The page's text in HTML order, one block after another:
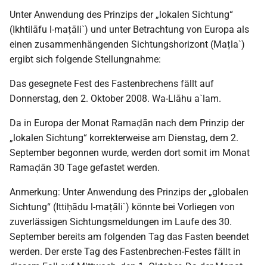
Unter Anwendung des Prinzips der „lokalen Sichtung“
(Ikhtilāfu l-maṭāli`) und unter Betrachtung von Europa als
einen zusammenhängenden Sichtungshorizont (Maṭla`)
ergibt sich folgende Stellungnahme:
Das gesegnete Fest des Fastenbrechens fällt auf
Donnerstag, den 2. Oktober 2008. Wa-Llāhu a`lam.
Da in Europa der Monat Ramaḍān nach dem Prinzip der
„lokalen Sichtung“ korrekterweise am Dienstag, dem 2.
September begonnen wurde, werden dort somit im Monat
Ramaḍān 30 Tage gefastet werden.
Anmerkung: Unter Anwendung des Prinzips der „globalen
Sichtung“ (Ittiḥādu l-maṭāli`) könnte bei Vorliegen von
zuverlässigen Sichtungsmeldungen im Laufe des 30.
September bereits am folgenden Tag das Fasten beendet
werden. Der erste Tag des Fastenbrechen-Festes fällt in